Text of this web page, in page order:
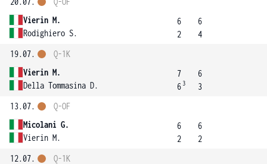
Vierin M.
Rodighiero S.
6
2
6
4
19.07.
Vierin M.
Della Tommasina D.
Q-1K
7
6 3
6
3
13.07.
Micolani G.
Vierin M.
Q-OF
6
2
6
2
12.07.
Q-1K